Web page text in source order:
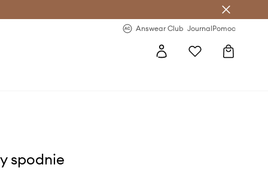
Answear Club JournalPomoc
spodnie